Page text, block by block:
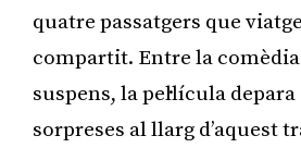
quatre passatgers que
compartit. Entre la
suspens, la pel·lícula
sorpreses al llarg d’aquest